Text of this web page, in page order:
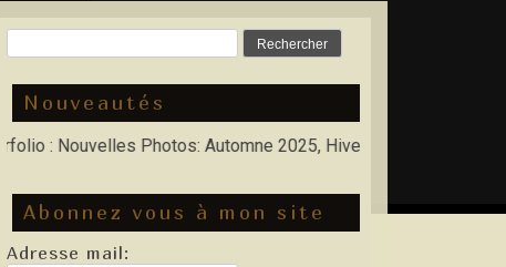
Nouveautés
Nouvelles Photos: Automne 2025, Hiver 2026
Abonnez vous à mon site
Adresse mail: